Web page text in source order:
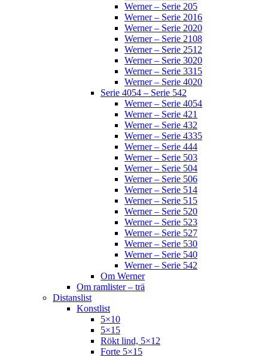
Werner – Serie 205
Werner – Serie 2016
Werner – Serie 2020
Werner – Serie 2108
Werner – Serie 2512
Werner – Serie 3020
Werner – Serie 3315
Werner – Serie 4020
Serie 4054 – Serie 542
Werner – Serie 4054
Werner – Serie 421
Werner – Serie 432
Werner – Serie 4335
Werner – Serie 444
Werner – Serie 503
Werner – Serie 504
Werner – Serie 506
Werner – Serie 514
Werner – Serie 515
Werner – Serie 520
Werner – Serie 523
Werner – Serie 527
Werner – Serie 530
Werner – Serie 540
Werner – Serie 542
Om Werner
Om ramlister – trä
Distanslist
Konstlist
5×10
5×15
Rökt lind, 5×12
Forte 5×15